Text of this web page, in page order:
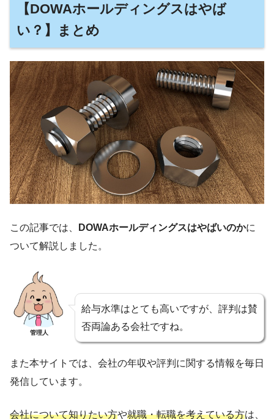
【DOWAホールディングスはやば
い？】まとめ
この記事では、 DOWAホールディングスはやばいのかに
ついて解説しました。
管理人
給与水準はとても高いですが、評判は賛
否両論ある会社ですね。
また本サイトでは、会社の年収や評判に関する情報を毎日
発信しています。
会社について知りたい方や就職・転職を考えている方は、